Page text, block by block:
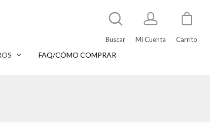
Buscar Mi Cuenta Carrito
FAQ/CÓMO COMPRAR